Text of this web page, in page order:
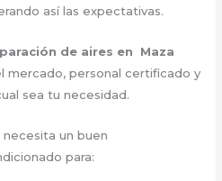
así las expectativas.
de aires en Maza
mercado, personal certificado y
sea tu necesidad.
necesita un buen
para: